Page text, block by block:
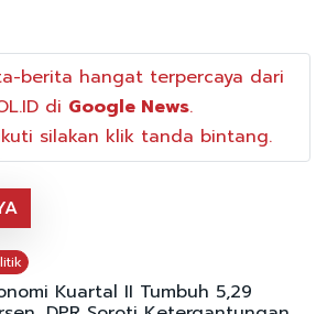
berita hangat terpercaya dari
di Google News.
silakan klik tanda bintang.
Kuartal II Tumbuh 5,29